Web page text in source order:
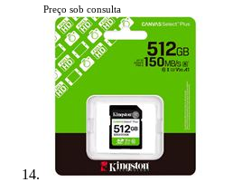
Preço sob consulta